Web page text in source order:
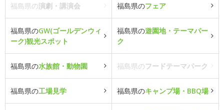
福島県の演劇・講演会 福島県のフェア
福島県のGW(ゴールデンウィ
ーク)観光スポット
福島県の遊園地・テーマパー
ク
福島県の水族館・動物園 福島県のフードテーマパーク
福島県の工場見学 福島県のキャンプ場・BBQ場